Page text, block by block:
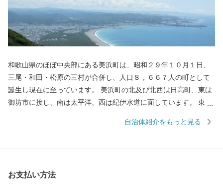
和歌山県のほぼ中央部にある美浜町は、昭和２９年１０月１日、
三尾・和田・松原の三村が合併し、人口８，６６７人の町として
誕生し現在に至っています。 美浜町の北及び北西は日高町、東は
御坊市に接し、南は太平洋、西は紀伊水道に面しています。 東西
平方キロメートルの町で、面積では和歌山県下で二番目に狭い町
く受けています。 太平洋に面する砂州海岸には、全長約４．５キ
自治体紹介をもっと見る
お支払い方法